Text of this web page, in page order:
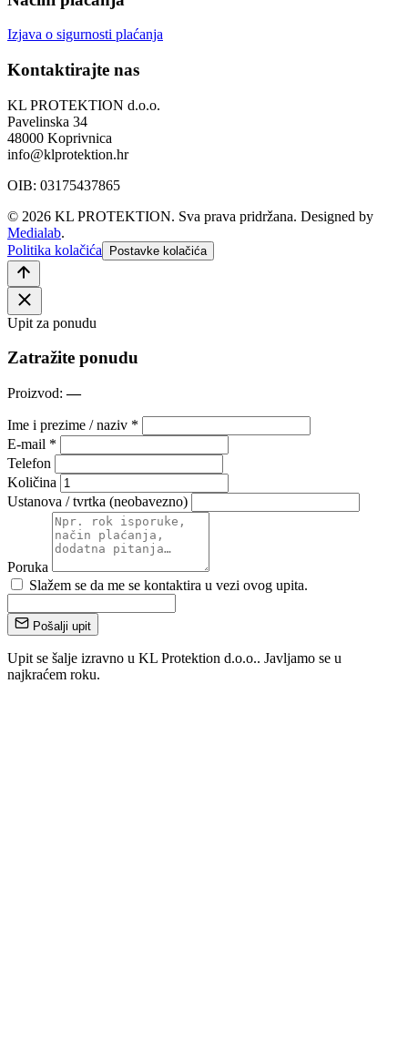
Izjava o sigurnosti plaćanja
Kontaktirajte nas
KL PROTEKTION d.o.o.
Pavelinska 34
48000 Koprivnica
info@klprotektion.hr
OIB: 03175437865
© 2026 KL PROTEKTION. Sva prava pridržana. Designed by
Medialab.
Politika kolačića
Postavke kolačića
Upit za ponudu
Zatražite ponudu
Proizvod:—
Ime i prezime / naziv *
E-mail *
Telefon
Količina
Ustanova / tvrtka (neobavezno)
Poruka
Slažem se da me se kontaktira u vezi ovog upita.
Pošalji upit
Upit se šalje izravno u KL Protektion d.o.o.. Javljamo se u
najkraćem roku.